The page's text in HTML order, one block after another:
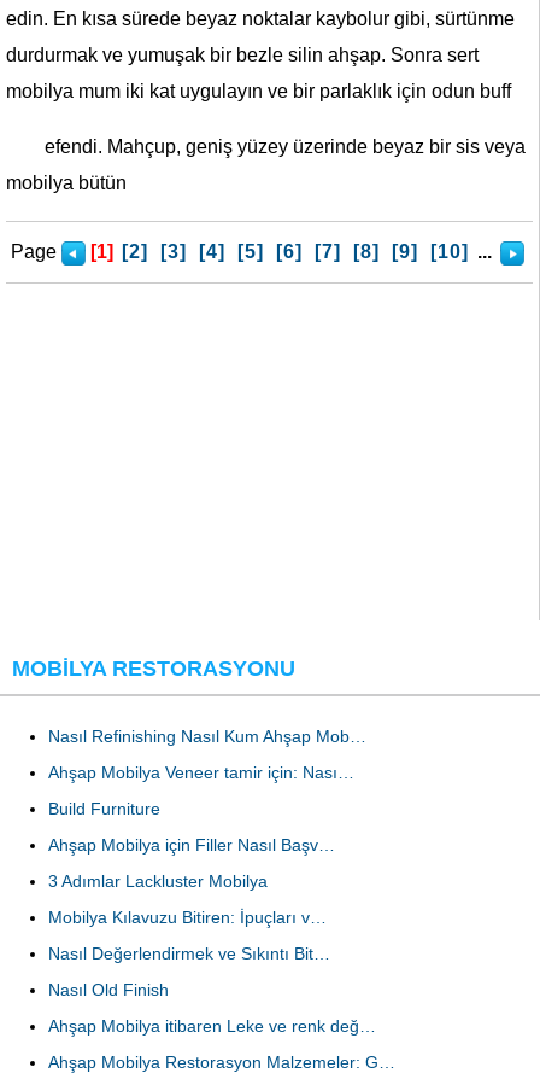
edin. En kısa sürede beyaz noktalar kaybolur gibi, sürtünme
durdurmak ve yumuşak bir bezle silin ahşap. Sonra sert
mobilya mum iki kat uygulayın ve bir parlaklık için odun buff
efendi. Mahçup, geniş yüzey üzerinde beyaz bir sis veya
mobilya bütün
Page [1] [2] [3] [4] [5] [6] [7] [8] [9] [10]
...
>>
MOBILYA RESTORASYONU
Nasıl Refinishing Nasıl Kum Ahşap Mob…
Ahşap Mobilya Veneer tamir için: Nası…
Build Furniture
Ahşap Mobilya için Filler Nasıl Başv…
3 Adımlar Lackluster Mobilya
Mobilya Kılavuzu Bitiren: İpuçları v…
Nasıl Değerlendirmek ve Sıkıntı Bit…
Nasıl Old Finish
Ahşap Mobilya itibaren Leke ve renk değ…
Ahşap Mobilya Restorasyon Malzemeler: G…